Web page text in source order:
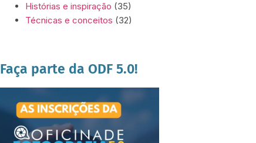
Histórias e inspiração (35)
Técnicas e conceitos (32)
Faça parte da ODF 5.0!